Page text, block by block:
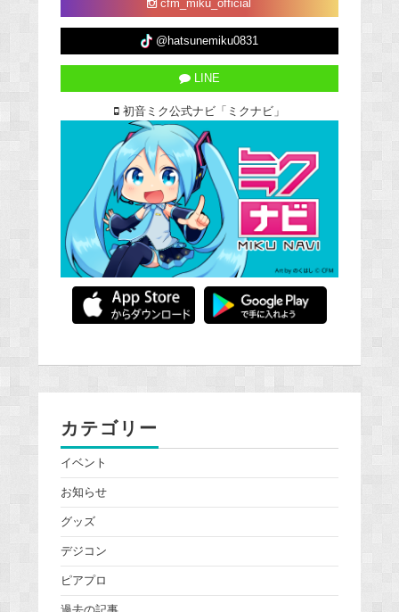
cfm_miku_official
@hatsunemiku0831
LINE
初音ミク公式ナビ「ミクナビ」
カテゴリー
イベント
お知らせ
グッズ
デジコン
ピアプロ